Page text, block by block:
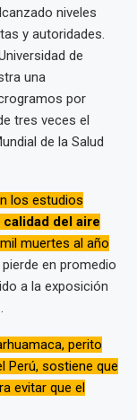
niveles
y autoridades.
de
una
por
tres veces el
de la Salud
los estudios
calidad del aire
muertes al año
en promedio
a la exposición
perito
Perú, sostiene que
evitar que el